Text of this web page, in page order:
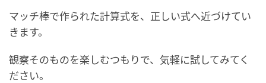
マッチ棒で作られた計算式を、正しい式へ近づけてい
きます。
観察そのものを楽しむつもりで、気軽に試してみてく
ださい。